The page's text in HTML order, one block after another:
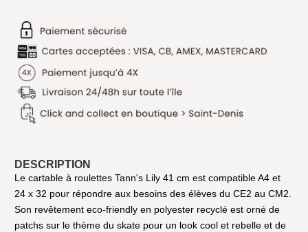
DESCRIPTION
Le cartable à roulettes Tann's Lily 41 cm est compatible A4 et
24 x 32 pour répondre aux besoins des élèves du CE2 au CM2.
Son revêtement eco-friendly en polyester recyclé est orné de
patchs sur le thème du skate pour un look cool et rebelle et de